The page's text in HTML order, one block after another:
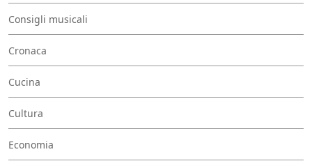
Consigli musicali
Cronaca
Cucina
Cultura
Economia